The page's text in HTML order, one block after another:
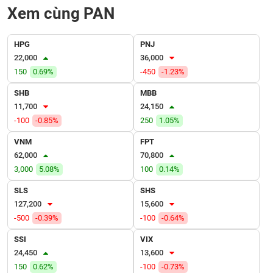
Xem cùng PAN
HPG
22,000
150
0.69%
PNJ
36,000
-450
-1.23%
SHB
11,700
-100
-0.85%
MBB
24,150
250
1.05%
VNM
62,000
3,000
5.08%
FPT
70,800
100
0.14%
SLS
127,200
-500
-0.39%
SHS
15,600
-100
-0.64%
SSI
24,450
150
0.62%
VIX
13,600
-100
-0.73%
TRUYỀN
TIỆN
ÍCH
BẤT
ĐỘNG
SẢN
Mã
chứng
khoán
(-)